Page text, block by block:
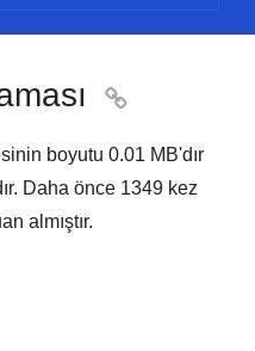

boyutu 0.01 MB'dır
Daha önce 1349 kez
almıştır.